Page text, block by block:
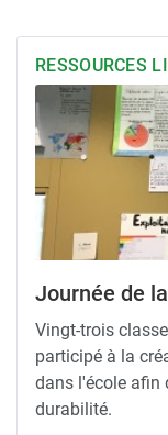
RESSOURCES
Journée de
Vingt-trois
participé à la
dans l'école afin
durabilité.